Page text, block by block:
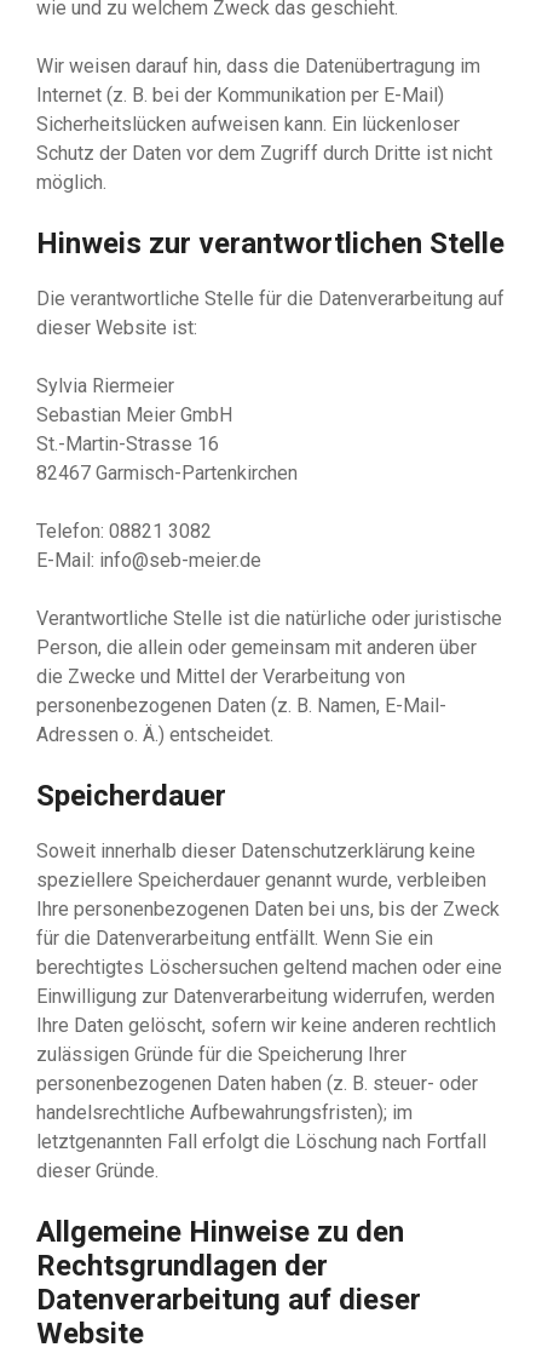
wie und zu welchem Zweck das geschieht.
Wir weisen darauf hin, dass die Datenübertragung im
Internet (z. B. bei der Kommunikation per E-Mail)
Sicherheitslücken aufweisen kann. Ein lückenloser
Schutz der Daten vor dem Zugriff durch Dritte ist nicht
möglich.
Hinweis zur verantwortlichen Stelle
Die verantwortliche Stelle für die Datenverarbeitung auf
dieser Website ist:
Sylvia Riermeier
Sebastian Meier GmbH
St.-Martin-Strasse 16
82467 Garmisch-Partenkirchen
Telefon: 08821 3082
E-Mail: info@seb-meier.de
Verantwortliche Stelle ist die natürliche oder juristische
Person, die allein oder gemeinsam mit anderen über
die Zwecke und Mittel der Verarbeitung von
personenbezogenen Daten (z. B. Namen, E-Mail-
Adressen o. Ä.) entscheidet.
Speicherdauer
Soweit innerhalb dieser Datenschutzerklärung keine
speziellere Speicherdauer genannt wurde, verbleiben
Ihre personenbezogenen Daten bei uns, bis der Zweck
für die Datenverarbeitung entfällt. Wenn Sie ein
berechtigtes Löschersuchen geltend machen oder eine
Einwilligung zur Datenverarbeitung widerrufen, werden
Ihre Daten gelöscht, sofern wir keine anderen rechtlich
zulässigen Gründe für die Speicherung Ihrer
personenbezogenen Daten haben (z. B. steuer- oder
handelsrechtliche Aufbewahrungsfristen); im
letztgenannten Fall erfolgt die Löschung nach Fortfall
dieser Gründe.
Allgemeine Hinweise zu den
Rechtsgrundlagen der
Datenverarbeitung auf dieser
Website